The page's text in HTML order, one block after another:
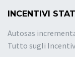
INCENTIVI
Autosas
Tutto sugli